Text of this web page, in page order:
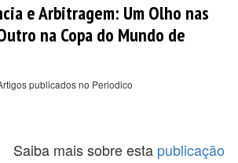
e Arbitragem: Um Olho nas
na Copa do Mundo de
publicados no Periodico
Saiba mais sobre esta publicação